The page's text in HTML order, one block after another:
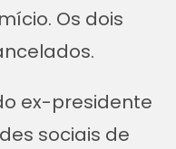
Os dois
ex-presidente
sociais de